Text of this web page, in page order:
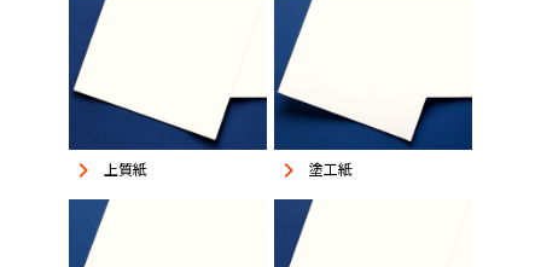
keyboard_arrow_right 上質紙 keyboard_arrow_right 塗工紙